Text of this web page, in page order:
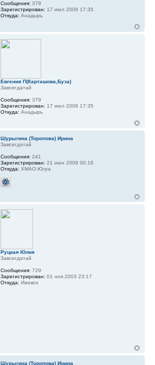
Сообщения: 379
Зарегистрирован: 17 июл 2006 17:35
Откуда: Анадырь
Евгения П(Карташова,Буза)
Завсегдатай
Сообщения: 379
Зарегистрирован: 17 июл 2006 17:35
Откуда: Анадырь
Шурыгина (Торопова) Ирина
Завсегдатай
Сообщения: 241
Зарегистрирован: 21 июн 2008 00:16
Откуда: ХМАО-Югра
Руцкая Юлия
Завсегдатай
Сообщения: 729
Зарегистрирован: 01 ноя 2003 23:17
Откуда: Ижевск
Шурыгина (Торопова) Ирина